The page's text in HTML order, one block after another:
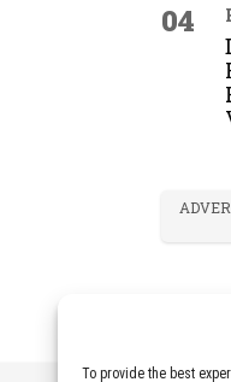
To provide the best
04